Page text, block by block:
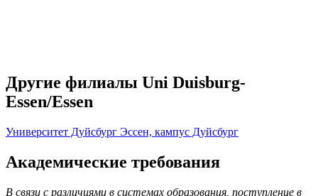
Другие филиалы Uni Duisburg-
Essen/Essen
Университет Дуйсбург Эссен, кампус Дуйсбург
Академические требования
В связи с различиями в системах образования, поступление в